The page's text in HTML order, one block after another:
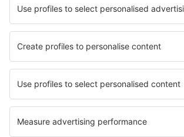
Gwalior Airport (GWL)
Hindon Airport (HDO)
Imphal Airport (IMF)
Nova Deli Indira Gandhi (DEL)
Aeroporto Maa Danteswari (JGB)